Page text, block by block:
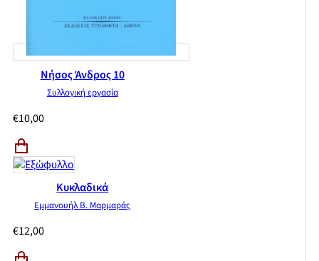
Νήσος Άνδρος 10
Συλλογική εργασία
€10,00
Κυκλαδικά
Εμμανουήλ Β. Μαρμαράς
€12,00